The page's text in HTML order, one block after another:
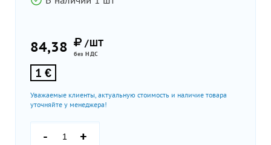
84,38 /ШТ
без НДС
1 €
Уважаемые клиенты, актуальную стоимость и наличие товара
уточняйте у менеджера!
- +